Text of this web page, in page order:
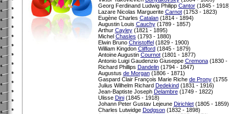
Georg Ferdinand Ludwig Philipp Cantor(1845 -
Lazare Nicolas Marguerite Carnot(1753 - 1823)
Eugène Charles Catalan(1814 - 1894)
Augustin Louis Cauchy(1789 - 1857)
Arthur Cayley(1821 - 1895)
Michel Chasles (1793 - 1880)
Elwin Bruno Christoffel(1829 - 1900)
William Kingdon Clifford(1845 - 1879)
Antoine Augustin Cournot(1801 - 1877)
Antonio Luigi Gaudenzio Giuseppe Cremona(1830 -
Richard Phillips Dandelin(1794 - 1847)
Augustus de Morgan(1806 - 1871)
Gaspard Clair François Marie Riche de Prony(1755
Julius Wilhelm Richard Dedekind(1831 - 1916)
Jean-Baptiste Joseph Delambre(1749 - 1822)
Ulisse Dini(1845 - 1918)
Johann Peter Gustav Lejeune Dirichlet(1805 - 1859)
Charles Lutwidge Dodgson(1832 - 1898)